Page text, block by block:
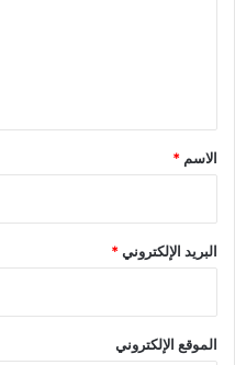
*
الاسم *
البريد الإلكتروني*
الموقع الإلكتروني